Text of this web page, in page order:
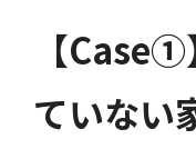
【
ていない